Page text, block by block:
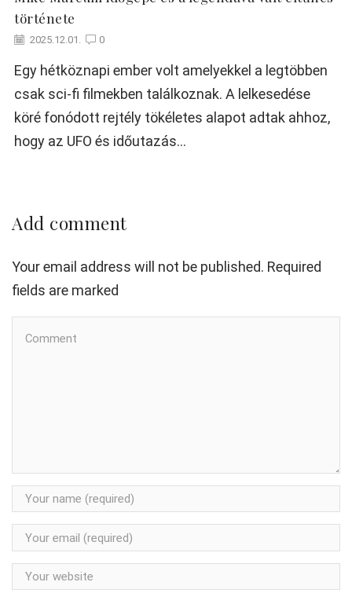
története
2025.12.01. 0
Egy hétköznapi ember volt amelyekkel a legtöbben
csak sci-fi filmekben találkoznak. A lelkesedése
köré fonódott rejtély tökéletes alapot adtak ahhoz,
hogy az UFO és időutazás...
Add comment
Your email address will not be published. Required
fields are marked